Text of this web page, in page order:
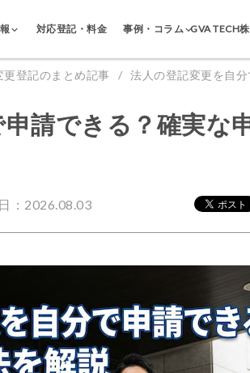
対応登記・料金 事例・コラム GVA TECH
更登記のまとめ記事 法人の登記変更を自
請できる？確実な
：2026.08.03